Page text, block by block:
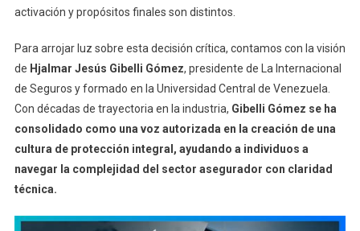
activación y propósitos finales son distintos.
Para arrojar luz sobre esta decisión crítica, contamos con la visión
de Hjalmar Jesús Gibelli Gómez, presidente de La Internacional
de Seguros y formado en la Universidad Central de Venezuela.
Con décadas de trayectoria en la industria, Gibelli Gómez se ha
consolidado como una voz autorizada en la creación de una
cultura de protección integral, ayudando a individuos a
navegar la complejidad del sector asegurador con claridad
técnica.